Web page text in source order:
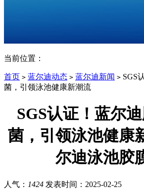
当前位置：
首页 > 蓝尔迪动态 > 蓝尔迪新闻 > SGS
菌，引领泳池健康新潮流
SGS认证！蓝尔
菌，引领泳池健康
尔迪泳池胶
人气： 1424 发表时间： 2025-02-25